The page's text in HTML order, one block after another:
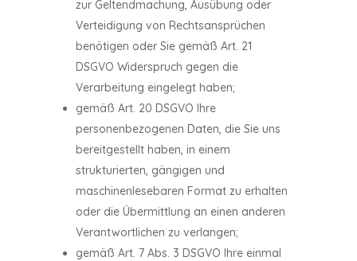
zur Geltendmachung, Ausübung oder
Verteidigung von Rechtsansprüchen
benötigen oder Sie gemäß Art. 21
DSGVO Widerspruch gegen die
Verarbeitung eingelegt haben;
gemäß Art. 20 DSGVO Ihre
personenbezogenen Daten, die Sie uns
bereitgestellt haben, in einem
strukturierten, gängigen und
maschinenlesebaren Format zu erhalten
oder die Übermittlung an einen anderen
Verantwortlichen zu verlangen;
gemäß Art. 7 Abs. 3 DSGVO Ihre einmal